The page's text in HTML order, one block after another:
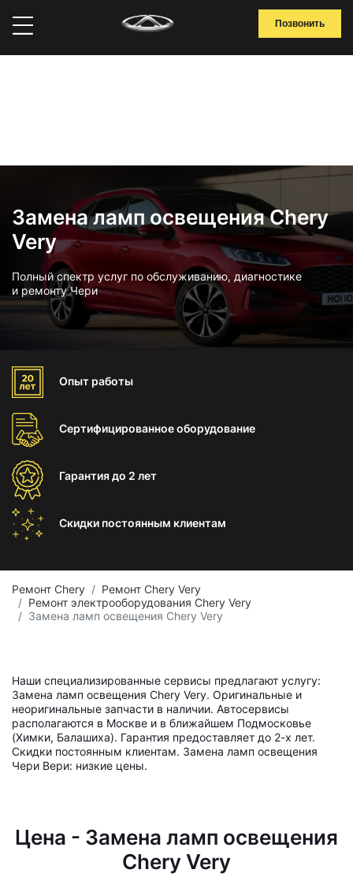
Позвонить
Замена ламп освещения Chery
Very
Полный спектр услуг по обслуживанию, диагностике
и ремонту Чери
Опыт работы
Сертифицированноеоборудование
Гарантиядо 2 лет
Скидки постоянным клиентам
Ремонт Chery
Ремонт Chery Very
Ремонт электрооборудования Chery Very
Замена ламп освещения Chery Very
Наши специализированные сервисы предлагают услугу:
Замена ламп освещения Chery Very. Оригинальные и
неоригинальные запчасти в наличии. Автосервисы
располагаются в Москве и в ближайшем Подмосковье
(Химки, Балашиха). Гарантия предоставляет до 2-х лет.
Скидки постоянным клиентам. Замена ламп освещения
Чери Вери: низкие цены.
Цена - Замена ламп освещения
Chery Very